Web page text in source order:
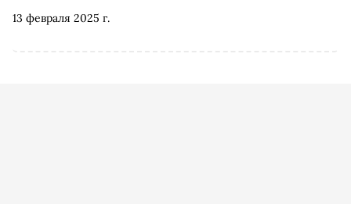
13 февраля 2025 г.
объясняет, как такое могло произойти